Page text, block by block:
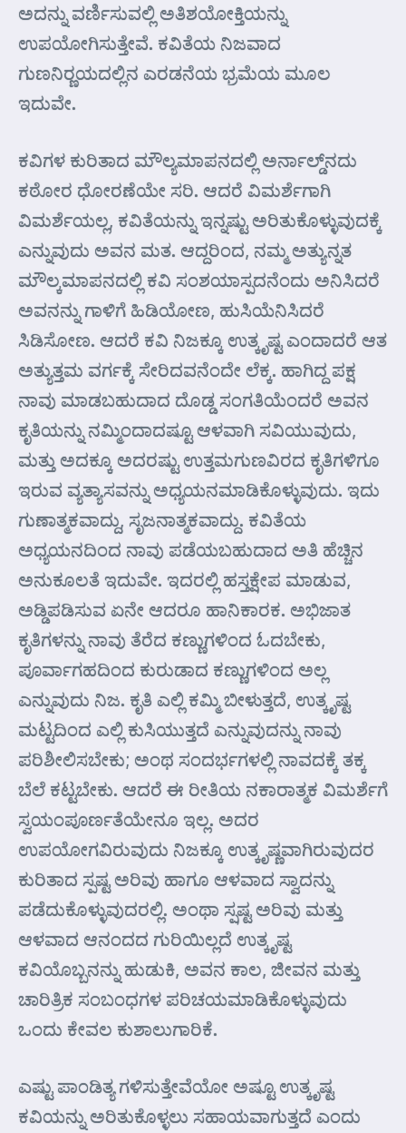
ಅದನ್ನು ವರ್ಣಿಸುವಲ್ಲಿ ಅತಿಶಯೋಕ್ತಿಯನ್ನು
ಉಪಯೋಗಿಸುತ್ತೇವೆ. ಕವಿತೆಯ ನಿಜವಾದ
ಗುಣನಿರ್‍ಣಯದಲ್ಲಿನ ಎರಡನೆಯ ಭ್ರಮೆಯ ಮೂಲ
ಇದುವೇ.
ಕವಿಗಳ ಕುರಿತಾದ ಮೌಲ್ಯಮಾಪನದಲ್ಲಿ ಅರ್ನಾಲ್ಡ್‌ನದು
ಕಠೋರ ಧೋರಣೆಯೇ ಸರಿ. ಆದರೆ ವಿಮರ್ಶೆಗಾಗಿ
ವಿಮರ್ಶೆಯಲ್ಲ, ಕವಿತೆಯನ್ನು ಇನ್ನಷ್ಟು ಅರಿತುಕೊಳ್ಳುವುದಕ್ಕೆ
ಎನ್ನುವುದು ಅವನ ಮತ. ಆದ್ದರಿಂದ, ನಮ್ಮ ಅತ್ಯುನ್ನತ
ಮೌಲ್ಕಮಾಪನದಲ್ಲಿ ಕವಿ ಸಂಶಯಾಸ್ಪದನೆಂದು ಅನಿಸಿದರೆ
ಅವನನ್ನು ಗಾಳಿಗೆ ಹಿಡಿಯೋಣ, ಹುಸಿಯೆನಿಸಿದರೆ
ಸಿಡಿಸೋಣ. ಆದರೆ ಕವಿ ನಿಜಕ್ಕೂ ಉತ್ಕೃಷ್ಟ ಎಂದಾದರೆ ಆತ
ಅತ್ಯುತ್ತಮ ವರ್ಗಕ್ಕೆ ಸೇರಿದವನೆಂದೇ ಲೆಕ್ಕ. ಹಾಗಿದ್ದ ಪಕ್ಷ
ನಾವು ಮಾಡಬಹುದಾದ ದೊಡ್ಡ ಸಂಗತಿಯೆಂದರೆ ಅವನ
ಕೃತಿಯನ್ನು ನಮ್ಮಿಂದಾದಷ್ಟೂ ಆಳವಾಗಿ ಸವಿಯುವುದು,
ಮತ್ತು ಅದಕ್ಕೂ ಅದರಷ್ಟು ಉತ್ತಮಗುಣವಿರದ ಕೃತಿಗಳಿಗೂ
ಇರುವ ವ್ಯತ್ಯಾಸವನ್ನು ಅಧ್ಯಯನಮಾಡಿಕೊಳ್ಳುವುದು. ಇದು
ಗುಣಾತ್ಮಕವಾದ್ದು, ಸೃಜನಾತ್ಮಕವಾದ್ದು. ಕವಿತೆಯ
ಅಧ್ಯಯನದಿಂದ ನಾವು ಪಡೆಯಬಹುದಾದ ಅತಿ ಹೆಚ್ಚಿನ
ಅನುಕೂಲತೆ ಇದುವೇ. ಇದರಲ್ಲಿ ಹಸ್ತಕ್ಷೇಪ ಮಾಡುವ,
ಅಡ್ಡಿಪಡಿಸುವ ಏನೇ ಆದರೂ ಹಾನಿಕಾರಕ. ಅಭಿಜಾತ
ಕೃತಿಗಳನ್ನು ನಾವು ತೆರೆದ ಕಣ್ಣುಗಳಿಂದ ಓದಬೇಕು,
ಪೂರ್ವಾಗಹದಿಂದ ಕುರುಡಾದ ಕಣ್ಣುಗಳಿಂದ ಅಲ್ಲ
ಎನ್ನುವುದು ನಿಜ. ಕೃತಿ ಎಲ್ಲಿ ಕಮ್ಮಿ ಬೀಳುತ್ತದೆ, ಉತ್ಕೃಷ್ಟ
ಮಟ್ಟದಿಂದ ಎಲ್ಲಿ ಕುಸಿಯುತ್ತದೆ ಎನ್ನುವುದನ್ನು ನಾವು
ಪರಿಶೀಲಿಸಬೇಕು; ಅಂಥ ಸಂದರ್ಭಗಳಲ್ಲಿ ನಾವದಕ್ಕೆ ತಕ್ಕ
ಬೆಲೆ ಕಟ್ಟಬೇಕು. ಆದರೆ ಈ ರೀತಿಯ ನಕಾರಾತ್ಮಕ ವಿಮರ್ಶೆಗೆ
ಸ್ವಯಂಪೂರ್ಣತೆಯೇನೂ ಇಲ್ಲ. ಅದರ
ಉಪಯೋಗವಿರುವುದು ನಿಜಕ್ಕೂ ಉತ್ಕೃಷ್ಣವಾಗಿರುವುದರ
ಕುರಿತಾದ ಸ್ಪಷ್ಟ ಅರಿವು ಹಾಗೂ ಆಳವಾದ ಸ್ವಾದನ್ನು
ಪಡೆದುಕೊಳ್ಳುವುದರಲ್ಲಿ. ಅಂಥಾ ಸ್ಷಷ್ಟ ಅರಿವು ಮತ್ತು
ಆಳವಾದ ಆನಂದದ ಗುರಿಯಿಲ್ಲದೆ ಉತ್ಕೃಷ್ಟ
ಕವಿಯೊಬ್ಬನನ್ನು ಹುಡುಕಿ, ಅವನ ಕಾಲ, ಜೀವನ ಮತ್ತು
ಚಾರಿತ್ರಿಕ ಸಂಬಂಧಗಳ ಪರಿಚಯಮಾಡಿಕೊಳ್ಳುವುದು
ಒಂದು ಕೇವಲ ಕುಶಾಲುಗಾರಿಕೆ.
ಎಷ್ಟು ಪಾಂಡಿತ್ಯ ಗಳಿಸುತ್ತೇವೆಯೋ ಅಷ್ಟೂ ಉತ್ಕೃಷ್ಟ
ಕವಿಯನ್ನು ಅರಿತುಕೊಳ್ಳಲು ಸಹಾಯವಾಗುತ್ತದೆ ಎಂದು